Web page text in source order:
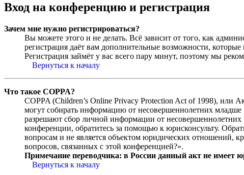
Вход на конференцию и регистрация
Зачем мне нужно регистрироваться?
Вы можете этого и не делать. Всё зависит от того, как
регистрация даёт вам дополнительные возможности,
Регистрация займёт у вас всего пару минут, поэтому мы
Вернуться к началу
Что такое COPPA?
COPPA (Children’s Online Privacy Protection Act of 1998), или
могут собирать информацию от несовершеннолетних младше
разрешают сбор личной информации от
конференции, обратитесь за помощью к юрисконсульту.
вопросам и не является объектом юридических отношений,
вопросов, связанных с этой конференцией?».
Примечание переводчика: в России данный акт не имеет
Вернуться к началу